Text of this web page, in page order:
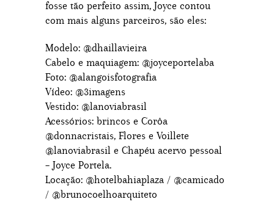
fosse tão perfeito assim, Joyce contou
com mais alguns parceiros, são eles:
Modelo: @dhaillavieira
Cabelo e maquiagem: @joyceportelaba
Foto: @alangoisfotografia
Vídeo: @3imagens
Vestido: @lanoviabrasil
Acessórios: brincos e Corôa
@donnacristais, Flores e Voillete
@lanoviabrasil e Chapéu acervo pessoal
– Joyce Portela.
Locação: @hotelbahiaplaza / @camicado
/ @brunocoelhoarquiteto